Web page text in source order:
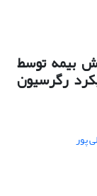
بیمه توسط
رگرسیون
پور